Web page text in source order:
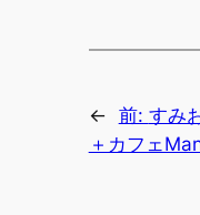
← 前: すみ
＋カフェ